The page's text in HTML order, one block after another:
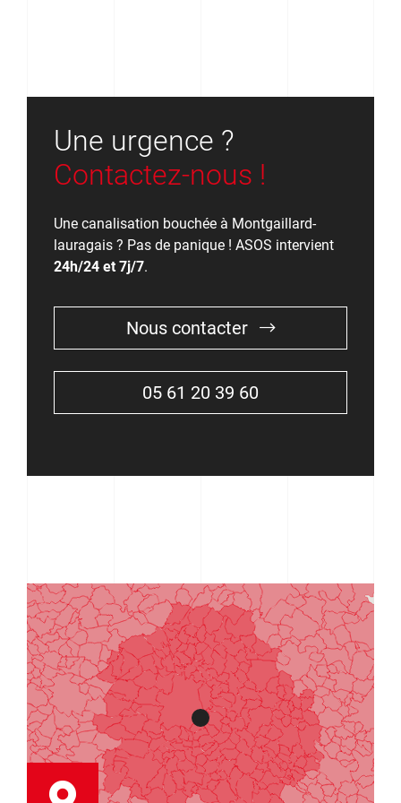
Une urgence ?
Contactez-nous !
Une canalisation bouchée à Montgaillard-
lauragais ? Pas de panique ! ASOS intervient
24h/24 et 7j/7.
Nous contacter
05 61 20 39 60